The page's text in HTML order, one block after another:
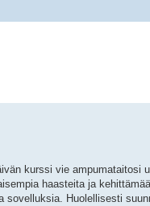
kurssi vie ampumataitosi
haasteita ja
Huolellisesti